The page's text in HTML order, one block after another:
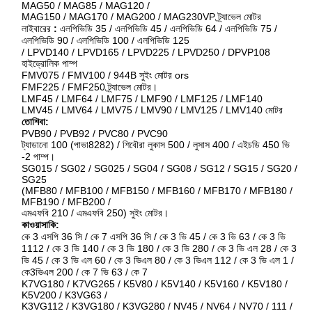
MAG50 / MAG85 / MAG120 /
MAG150 / MAG170 / MAG200 / MAG230VP ট্র্যাভেল মোটর
লাইবারের : এলপিভিডি 35 / এলপিভিডি 45 / এলপিভিডি 64 / এলপিভিডি 75 /
এলপিভিডি 90 / এলপিভিডি 100 / এলপিভিডি 125
/ LPVD140 / LPVD165 / LPVD225 / LPVD250 / DPVP108
হাইড্রোলিক পাম্প
FMV075 / FMV100 / 944B সুইং মোটর ors
FMF225 / FMF250 ট্র্যাভেল মোটর।
LMF45 / LMF64 / LMF75 / LMF90 / LMF125 / LMF140
LMV45 / LMV64 / LMV75 / LMV90 / LMV125 / LMV140 মোটর
তোশিবা:
PVB90 / PVB92 / PVC80 / PVC90
ট্যাডানো 100 (পাভা8282) / শিবৌরা লুকাস 500 / লুসাস 400 / এইচডি 450 ভি
-2 পাম্প।
SG015 / SG02 / SG025 / SG04 / SG08 / SG12 / SG15 / SG20 /
SG25
(MFB80 / MFB100 / MFB150 / MFB160 / MFB170 / MFB180 /
MFB190 / MFB200 /
এমএফবি 210 / এমএফবি 250) সুইং মোটর।
কাওয়াসাকি:
কে 3 এসপি 36 সি / কে 7 এসপি 36 সি / কে 3 ভি 45 / কে 3 ভি 63 / কে 3 ভি
1112 / কে 3 ভি 140 / কে 3 ভি 180 / কে 3 ভি 280 / কে 3 ভি এল 28 / কে 3
ভি 45 / কে 3 ভি এল 60 / কে 3 ভিএল 80 / কে 3 ভিএল 112 / কে 3 ভি এল 1 /
কে3ভিএল 200 / কে 7 ভি 63 / কে 7
K7VG180 / K7VG265 / K5V80 / K5V140 / K5V160 / K5V180 /
K5V200 / K3VG63 /
K3VG112 / K3VG180 / K3VG280 / NV45 / NV64 / NV70 / 111 /